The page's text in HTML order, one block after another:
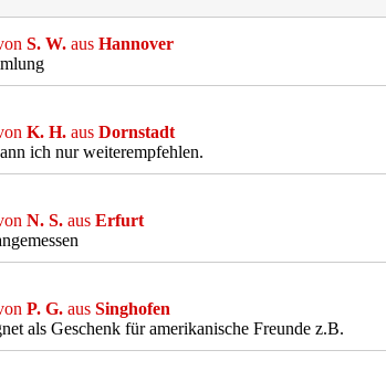
S. W. aus Hannover
K. H. aus Dornstadt
ich nur weiterempfehlen.
N. S. aus Erfurt
P. G. aus Singhofen
als Geschenk für amerikanische Freunde z.B.